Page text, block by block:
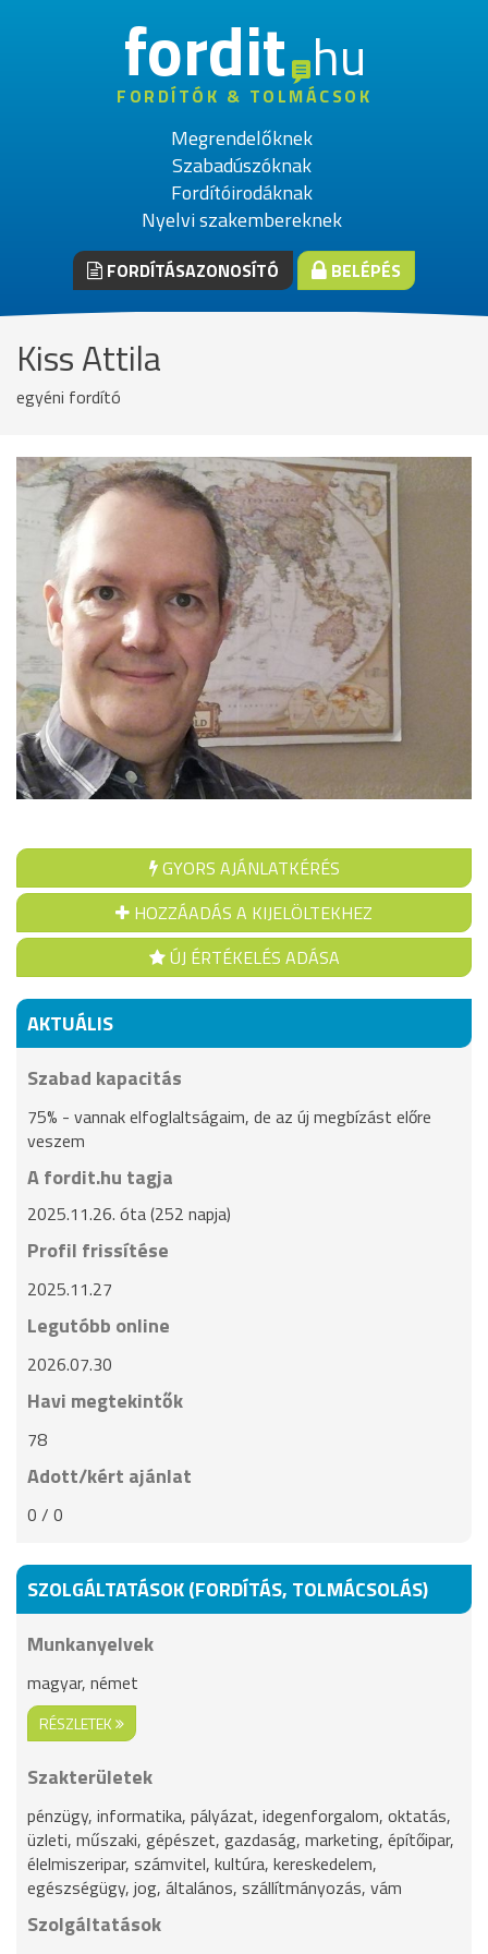
fordithu
FORDÍTÓK & TOLMÁCSOK
Megrendelőknek
Szabadúszóknak
Fordítóirodáknak
Nyelvi szakembereknek
FORDÍTÁSAZONOSÍTÓ BELÉPÉS
Kiss Attila
egyéni fordító
GYORS AJÁNLATKÉRÉS
HOZZÁADÁS A KIJELÖLTEKHEZ
ÚJ ÉRTÉKELÉS ADÁSA
AKTUÁLIS
Szabad kapacitás
75% - vannak elfoglaltságaim, de az új megbízást előre
veszem
A fordit.hu tagja
2025.11.26. óta (252 napja)
Profil frissítése
2025.11.27
Legutóbb online
2026.07.30
Havi megtekintők
78
Adott/kért ajánlat
0 / 0
SZOLGÁLTATÁSOK (FORDÍTÁS, TOLMÁCSOLÁS)
Munkanyelvek
magyar, német
RÉSZLETEK
Szakterületek
pénzügy, informatika, pályázat, idegenforgalom, oktatás,
üzleti, műszaki, gépészet, gazdaság, marketing, építőipar,
élelmiszeripar, számvitel, kultúra, kereskedelem,
egészségügy, jog, általános, szállítmányozás, vám
Szolgáltatások